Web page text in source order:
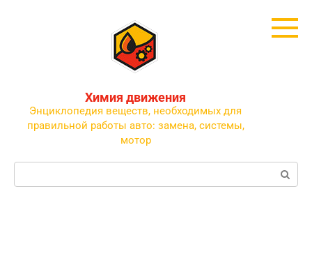
Химия движения
Энциклопедия веществ, необходимых для
правильной работы авто: замена, системы,
мотор
Поиск: